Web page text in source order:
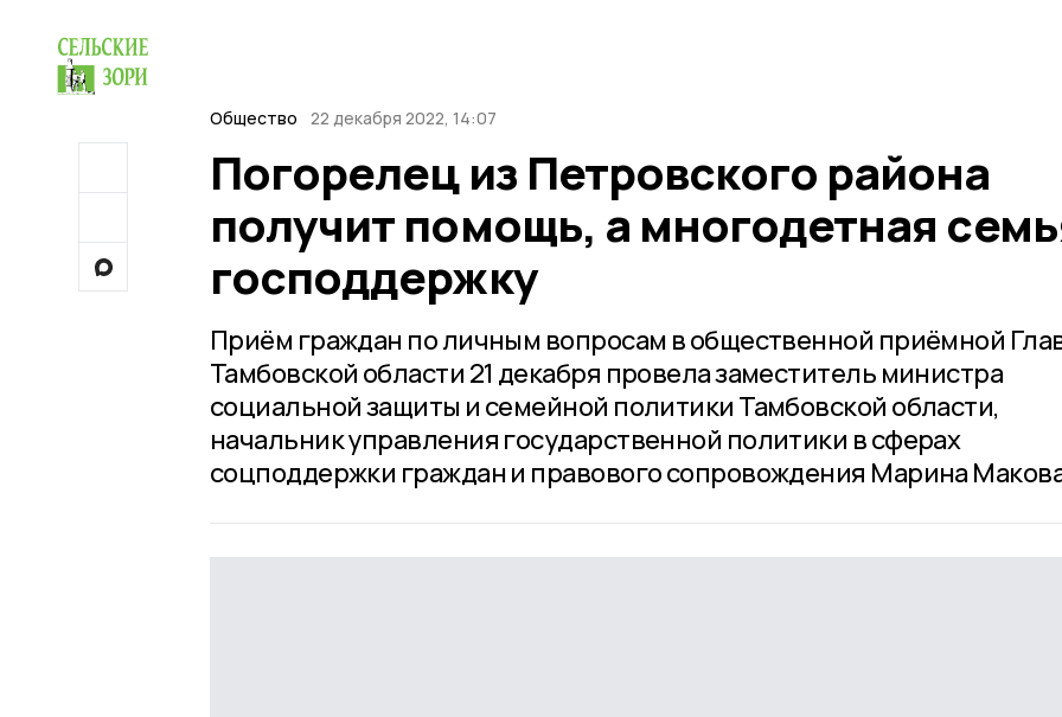
Общество 22 декабря 2022, 14:07
Погорелец из Петровского района
получит помощь, а многодетная
господдержку
Приём граждан по личным вопросам в общественной приёмной
Тамбовской области 21 декабря провела заместитель министра
социальной защиты и семейной политики Тамбовской области,
начальник управления государственной политики в сферах
соцподдержки граждан и правового сопровождения Марина